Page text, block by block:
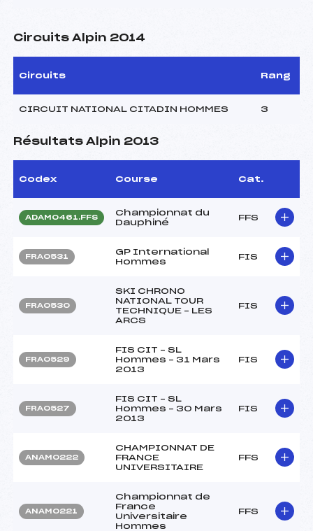
Circuits Alpin 2014
Circuits Rang
CIRCUIT NATIONAL CITADIN HOMMES 3
Résultats Alpin 2013
Codex Course Cat.
ADAM0461.FFS
Championnat du
Dauphiné
FFS
FRA0531
GP International
Hommes
FIS
FRA0530
SKI CHRONO
NATIONAL TOUR
TECHNIQUE – LES
ARCS
FIS
FRA0529
FIS CIT – SL
Hommes – 31 Mars
2013
FIS
FRA0527
FIS CIT – SL
Hommes – 30 Mars
2013
FIS
ANAM0222
CHAMPIONNAT DE
FRANCE
UNIVERSITAIRE
FFS
ANAM0221
Championnat de
France
Universitaire
Hommes
FFS